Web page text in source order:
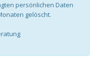
persönlichen Daten
gelöscht.